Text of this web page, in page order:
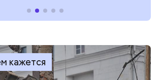
кажется